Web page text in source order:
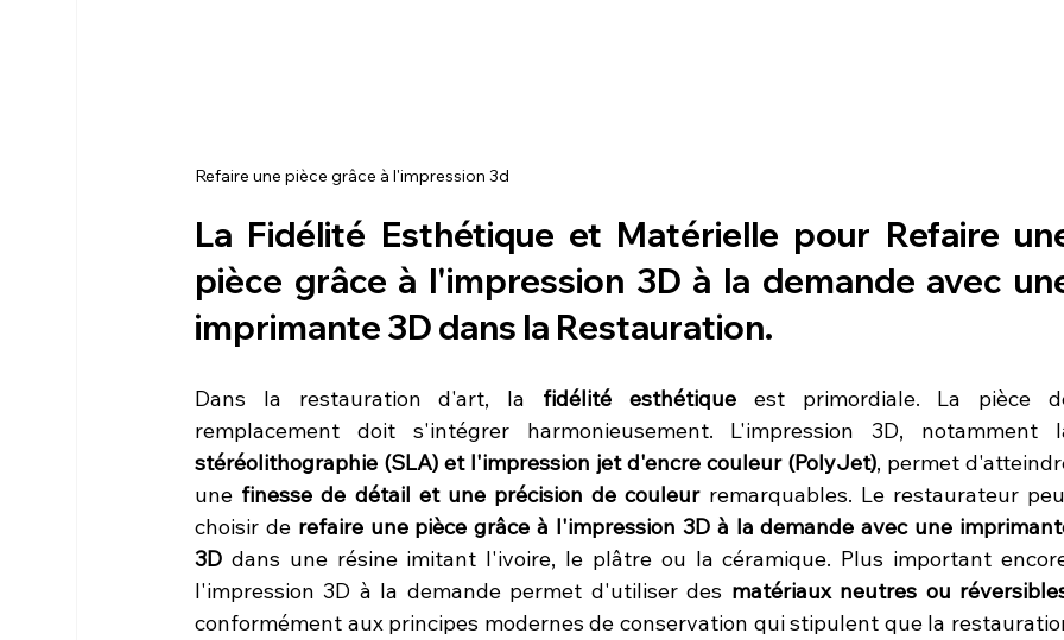
Refaire une pièce grâce à l'impression 3d
La Fidélité Esthétique et Matérielle pour Refaire
pièce grâce à l'impression 3D à la demande avec
imprimante 3D dans la Restauration.
Dans la restauration d'art, la fidélité esthétique est primordiale. La pièce
stéréolithographie (SLA) et l'impression jet d'encre couleur (PolyJet), permet
une finesse de détail et une précision de couleur remarquables. Le restaurateur
choisir de refaire une pièce grâce à l'impression 3D à la demande avec une
3D dans une résine imitant l'ivoire, le plâtre ou la céramique. Plus important
l'impression 3D à la demande permet d'utiliser des matériaux neutres ou
conformément aux principes modernes de conservation qui stipulent que la